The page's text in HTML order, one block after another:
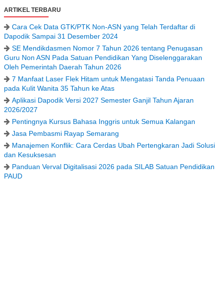
ARTIKEL TERBARU
Cara Cek Data GTK/PTK Non-ASN yang Telah Terdaftar di
Dapodik Sampai 31 Desember 2024
SE Mendikdasmen Nomor 7 Tahun 2026 tentang Penugasan
Guru Non ASN Pada Satuan Pendidikan Yang Diselenggarakan
Oleh Pemerintah Daerah Tahun 2026
7 Manfaat Laser Flek Hitam untuk Mengatasi Tanda Penuaan
pada Kulit Wanita 35 Tahun ke Atas
Aplikasi Dapodik Versi 2027 Semester Ganjil Tahun Ajaran
2026/2027
Pentingnya Kursus Bahasa Inggris untuk Semua Kalangan
Jasa Pembasmi Rayap Semarang
Manajemen Konflik: Cara Cerdas Ubah Pertengkaran Jadi Solusi
dan Kesuksesan
Panduan Verval Digitalisasi 2026 pada SILAB Satuan Pendidikan
PAUD